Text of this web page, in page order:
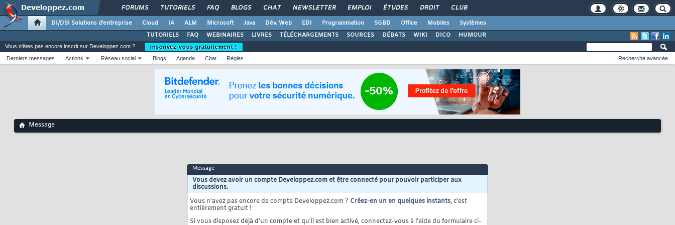
FORUMS TUTORIELS FAQ BLOGS CHAT NEWSLETTER EMPLOI ÉTUDES DROIT CLUB
DI/DSI Solutions d'entreprise Cloud IA ALM Microsoft Java Dév. Web EDI Programmation SGBD Office Mobiles
Systèmes
TUTORIELS
FAQ WEBINAIRES LIVRES TÉLÉCHARGEMENTS SOURCES DÉBATS WIKI DICO HUMOUR
Vous n'êtes pas encore inscrit sur Developpez.com ?
Inscrivez-vous gratuitement !
Derniers messages
Actions Réseau social Blogs Agenda Chat Règles Recherche avancée
Message
Message
Vous devez avoir un compte Developpez.com et être connecté pour pouvoir participer aux
discussions.
Vous n'avez pas encore de compte Developpez.com ? Créez-en un en quelques instants, c'est
entièrement gratuit !
Si vous disposez déjà d'un compte et qu'il est bien activé, connectez-vous à l'aide du formulaire ci-